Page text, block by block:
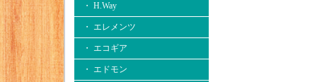
・ H.Way
・ エレメンツ
・ エコギア
・ エドモン